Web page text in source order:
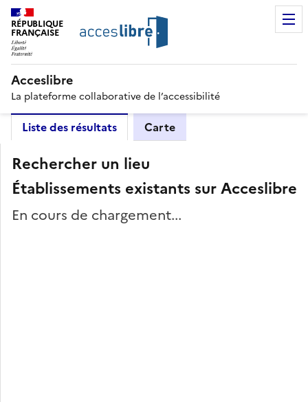
RÉPUBLIQUE
FRANÇAISE
Acceslibre
La plateforme collaborative de l’accessibilité
Liste des résultats Carte
Rechercher un lieu
Établissements existants sur Acceslibre
En cours de chargement...